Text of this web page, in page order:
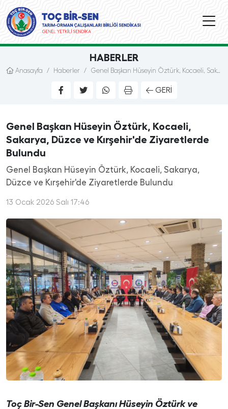
HABERLER
Anasayfa / Haberler / Genel Başkan Hüseyin Öztürk, Kocaeli, Sakarya, Düzce ve Kırşehir'de Ziyaretlerde Bulundu
GERI
Genel Başkan Hüseyin Öztürk, Kocaeli,
Sakarya, Düzce ve Kırşehir'de Ziyaretlerde
Bulundu
Genel Başkan Hüseyin Öztürk, Kocaeli, Sakarya,
Düzce ve Kırşehir'de Ziyaretlerde Bulundu
13 Ocak 2026 Salı 17:46
Toç Bir-Sen Genel Başkanı Hüseyin Öztürk ve